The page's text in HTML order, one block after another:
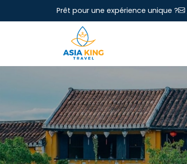
Prêt pour une expérience unique ?